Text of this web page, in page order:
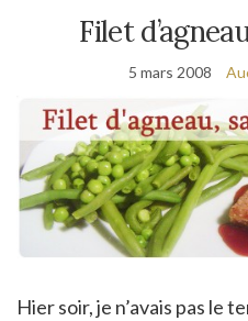
Filet
5 mars 2008
Hier soir, je n’avais pas le